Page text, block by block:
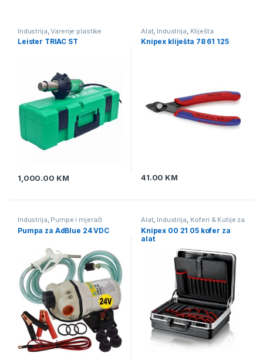
Industrija ,Varenje plastike
Leister TRIAC ST
1,000.00 KM
Alat, Industrija Kliješta
Knipex kliješta 78 61 125
41.00 KM
Industrija, Pumpe i mjerači
protika tekućine, Pumpe za
AdBlue, Pumpe za naftu
Pumpa za AdBlue 24 VDC
Alat, Industrija, Koferi & Kutije za
alat i opremu
Knipex 00 21 05 kofer za
alat